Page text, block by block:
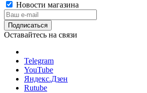
Новости магазина
Оставайтесь на связи
Telegram
YouTube
Яндекс.Дзен
Rutube